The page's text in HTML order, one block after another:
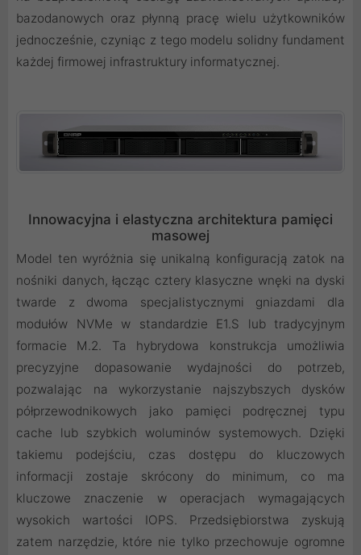
bazodanowych oraz płynną pracę wielu użytkowników
jednocześnie, czyniąc z tego modelu solidny fundament
każdej firmowej infrastruktury informatycznej.
Innowacyjna i elastyczna architektura pamięci
masowej
Model ten wyróżnia się unikalną konfiguracją zatok na
nośniki danych, łącząc cztery klasyczne wnęki na dyski
twarde z dwoma specjalistycznymi gniazdami dla
modułów NVMe w standardzie E1.S lub tradycyjnym
formacie M.2. Ta hybrydowa konstrukcja umożliwia
precyzyjne dopasowanie wydajności do potrzeb,
pozwalając na wykorzystanie najszybszych dysków
półprzewodnikowych jako pamięci podręcznej typu
cache lub szybkich woluminów systemowych. Dzięki
takiemu podejściu, czas dostępu do kluczowych
informacji zostaje skrócony do minimum, co ma
kluczowe znaczenie w operacjach wymagających
wysokich wartości IOPS. Przedsiębiorstwa zyskują
zatem narzędzie, które nie tylko przechowuje ogromne